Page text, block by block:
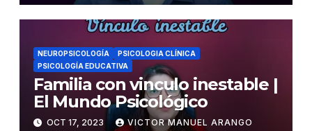
NEUROPSICOLOGÍA
PSICOLOGIA CLÍNICA
PSICOLOGÍA EDUCATIVA
Familia con vinculo inestable |
El Mundo Psicológico
OCT 17, 2023
VICTOR MANUEL ARANGO